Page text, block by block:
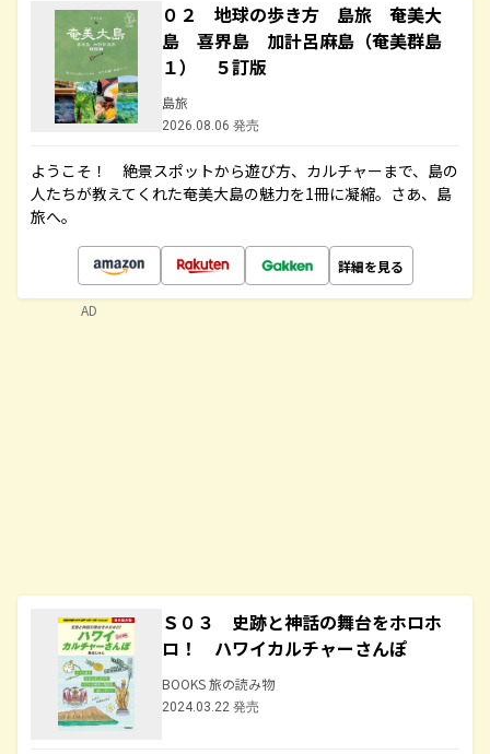
０２ 地球の歩き方 島旅 奄美大
島 喜界島 加計呂麻島（奄美群島
１） ５訂版
島旅
2026.08.06 発売
ようこそ！ 絶景スポットから遊び方、カルチャーまで、島の
人たちが教えてくれた奄美大島の魅力を1冊に凝縮。さあ、島
旅へ。
詳細を見る
Ｓ０３ 史跡と神話の舞台をホロホ
ロ！ ハワイカルチャーさんぽ
BOOKS 旅の読み物
2024.03.22 発売
AD